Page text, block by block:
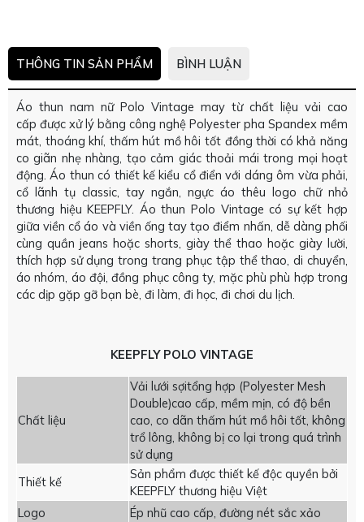
THÔNG TIN SẢN PHẨM BÌNH LUẬN
Áo thun nam nữ Polo Vintage may từ chất liệu vải cao
cấp được xử lý bằng công nghệ Polyester pha Spandex mềm
mát, thoáng khí, thấm hút mồ hôi tốt đồng thời có khả năng
co giãn nhẹ nhàng, tạo cảm giác thoải mái trong mọi hoạt
động. Áo thun có thiết kế kiểu cổ điển với dáng ôm vừa phải,
cổ lãnh tụ classic, tay ngắn, ngực áo thêu logo chữ nhỏ
thương hiệu KEEPFLY. Áo thun Polo Vintage có sự kết hợp
giữa viền cổ áo và viền ống tay tạo điểm nhấn, dễ dàng phối
cùng quần jeans hoặc shorts, giày thể thao hoặc giày lười,
thích hợp sử dụng trong trang phục tập thể thao, di chuyển,
áo nhóm, áo đội, đồng phục công ty, mặc phù phù hợp trong
các dịp gặp gỡ bạn bè, đi làm, đi học, đi chơi du lịch.
KEEPFLY POLO VINTAGE
Chất liệu
Vải lưới sợitổng hợp (Polyester Mesh
Double)cao cấp, mềm mịn, có độ bền
cao, co dãn thấm hút mồ hôi tốt, không
trổ lông, không bị co lại trong quá trình
sử dụng
Thiết kế
Sản phẩm được thiết kế độc quyền bởi
KEEPFLY thương hiệu Việt
Logo
Ép nhũ cao cấp, đường nét sắc xảo